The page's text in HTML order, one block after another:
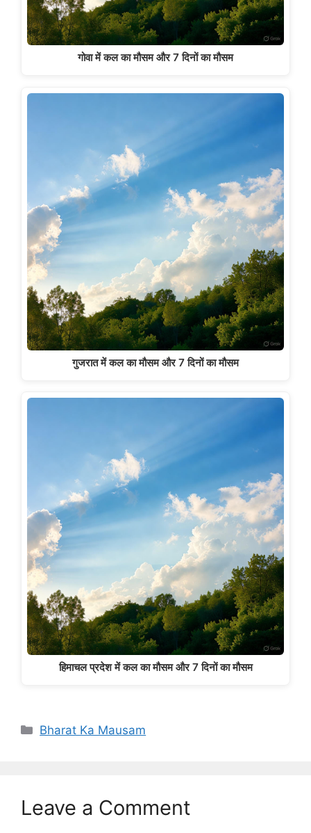
गोवा में कल का मौसम और 7 दिनों का मौसम
गुजरात में कल का मौसम और 7 दिनों का मौसम
हिमाचल प्रदेश में कल का मौसम और 7 दिनों का मौसम
Categories
Bharat Ka Mausam
Leave a Comment